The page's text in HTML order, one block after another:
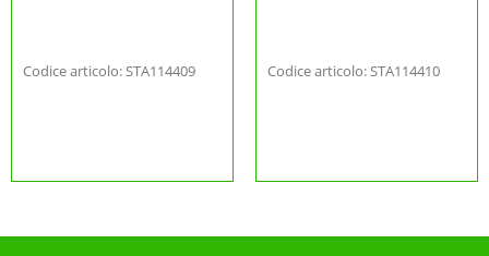
Codice articolo: STA114409 Codice articolo: STA114410